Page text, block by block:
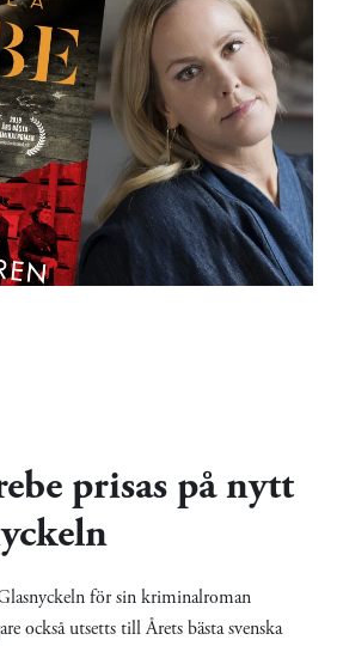
prisas på nytt
för sin kriminalroman
också utsetts till Årets bästa svenska